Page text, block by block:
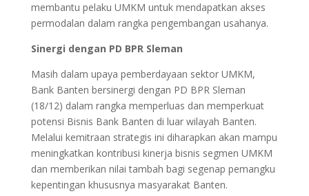
membantu pelaku UMKM untuk mendapatkan akses
permodalan dalam rangka pengembangan usahanya.
Sinergi dengan PD BPR Sleman
Masih dalam upaya pemberdayaan sektor UMKM,
Bank Banten bersinergi dengan PD BPR Sleman
(18/12) dalam rangka memperluas dan memperkuat
potensi Bisnis Bank Banten di luar wilayah Banten.
Melalui kemitraan strategis ini diharapkan akan mampu
meningkatkan kontribusi kinerja bisnis segmen UMKM
dan memberikan nilai tambah bagi segenap pemangku
kepentingan khususnya masyarakat Banten.